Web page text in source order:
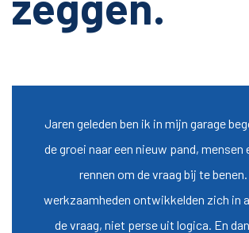
Jaren geleden ben ik in mijn garage
de groei naar een nieuw pand, mensen
rennen om de vraag bij te benen.
werkzaamheden ontwikkelden zich in
de vraag, niet perse uit logica. En